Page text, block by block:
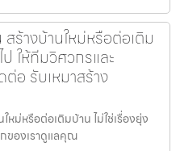
ร้างบ้านใหม่หรือต่อเติม
ให้ทีมวิศวกรและ
อ รับเหมาสร้าง
หม่หรือต่อเติมบ้าน ไม่ใช่เรื่องยุ่ง
ของเราดูแลคุณ